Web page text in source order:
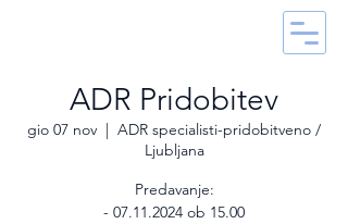
ADR Pridobitev
gio 07 nov
  |
ADR specialisti-pridobitveno /
Ljubljana
Predavanje:
- 07.11.2024 ob 15.00